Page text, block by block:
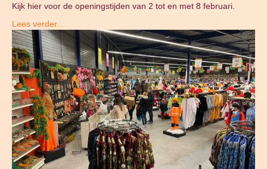
Kijk hier voor de openingstijden van 2 tot en met 8 februari.
Lees verder...